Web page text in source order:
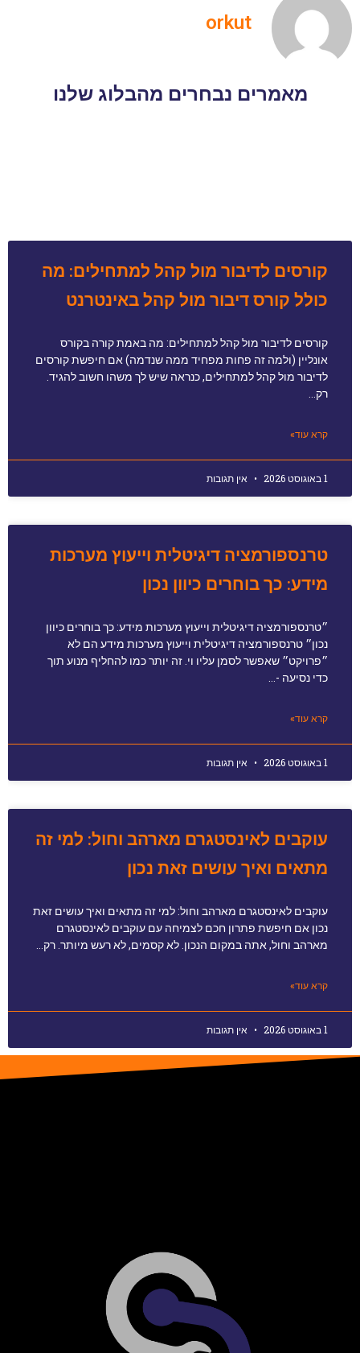
orkut
מאמרים נבחרים מהבלוג שלנו
קורסים לדיבור מול קהל למתחילים: מה
כולל קורס דיבור מול קהל באינטרנט
קורסים לדיבור מול קהל למתחילים: מה באמת קורה בקורס
אונליין (ולמה זה פחות מפחיד ממה שנדמה) אם חיפשת קורסים
לדיבור מול קהל למתחילים, כנראה שיש לך משהו חשוב להגיד.
רק…
קרא עוד»
1 באוגוסט 2026 אין תגובות
טרנספורמציה דיגיטלית וייעוץ מערכות
מידע: כך בוחרים כיוון נכון
״טרנספורמציה דיגיטלית וייעוץ מערכות מידע: כך בוחרים כיוון
נכון״ טרנספורמציה דיגיטלית וייעוץ מערכות מידע הם לא
״פרויקט״ שאפשר לסמן עליו וי. זה יותר כמו להחליף מנוע תוך
כדי נסיעה -…
קרא עוד»
1 באוגוסט 2026 אין תגובות
עוקבים לאינסטגרם מארהב וחול: למי זה
מתאים ואיך עושים זאת נכון
עוקבים לאינסטגרם מארהב וחול: למי זה מתאים ואיך עושים זאת
נכון אם חיפשת פתרון חכם לצמיחה עם עוקבים לאינסטגרם
מארהב וחול, אתה במקום הנכון. לא קסמים, לא רעש מיותר. רק…
קרא עוד»
1 באוגוסט 2026 אין תגובות